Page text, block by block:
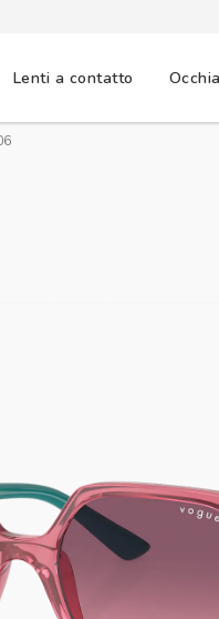
Lenti a contatto